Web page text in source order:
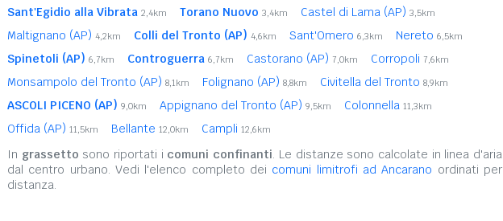
Sant'Egidio alla Vibrata 2,4km Torano Nuovo 3,4km Castel di Lama (AP) 3,5km
Maltignano (AP) 4,2km Colli del Tronto (AP) 4,6km Sant'Omero 6,3km Nereto 6,5km
Spinetoli (AP) 6,7km Controguerra 6,7km Castorano (AP) 7,0km Corropoli 7,6km
Monsampolo del Tronto (AP) 8,1km Folignano (AP) 8,8km Civitella del Tronto 8,9km
ASCOLI PICENO (AP) 9,0km Appignano del Tronto (AP) 9,5km Colonnella 11,3km
Offida (AP) 11,5km Bellante 12,0km Campli 12,6km
In grassetto sono riportati i comuni confinanti. Le distanze sono calcolate in linea d'aria
dal centro urbano. Vedi l'elenco completo dei comuni limitrofi ad Ancarano ordinati per
distanza.